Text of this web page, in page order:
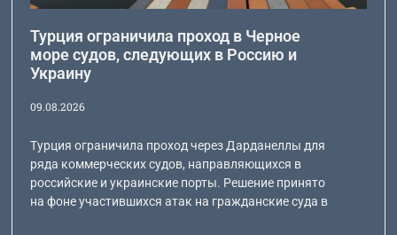
Турция ограничила проход в Черное
море судов, следующих в Россию и
Украину
09.08.2026
Турция ограничила проход через Дарданеллы для
ряда коммерческих судов, направляющихся в
российские и украинские порты. Решение принято
на фоне участившихся атак на гражданские суда в